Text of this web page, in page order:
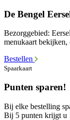
De Bengel
Bezorggebied:
menukaart
Bestellen
Spaarkaart
Punten sparen!
Bij elke bestelling
Bij 5 punten krijgt u